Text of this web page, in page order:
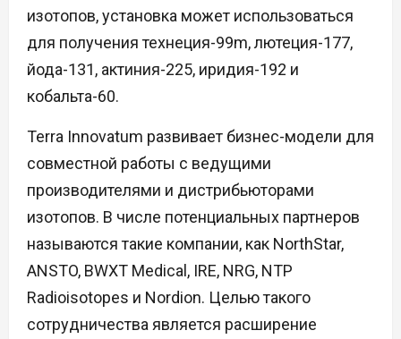
изотопов, установка может использоваться
для получения технеция-99m, лютеция-177,
йода-131, актиния-225, иридия-192 и
кобальта-60.
Terra Innovatum развивает бизнес-модели для
совместной работы с ведущими
производителями и дистрибьюторами
изотопов. В числе потенциальных партнеров
называются такие компании, как NorthStar,
ANSTO, BWXT Medical, IRE, NRG, NTP
Radioisotopes и Nordion. Целью такого
сотрудничества является расширение